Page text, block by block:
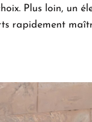
Plus loin, un
rapidement